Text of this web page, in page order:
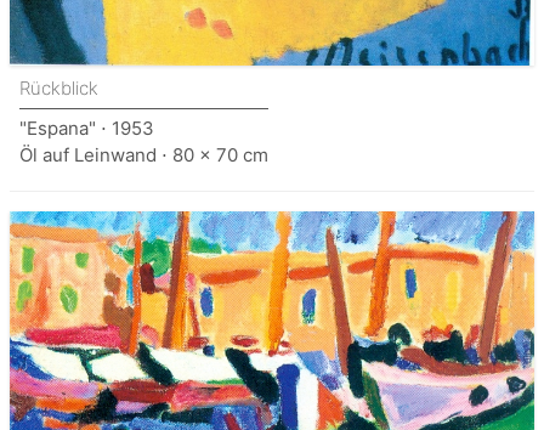
Rückblick
"Espana" ⋅ 1953
Öl auf Leinwand ⋅ 80 x 70 cm